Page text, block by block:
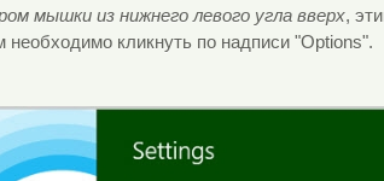
мышки из нижнего левого угла вверх,
кликнуть по надписи "Options".